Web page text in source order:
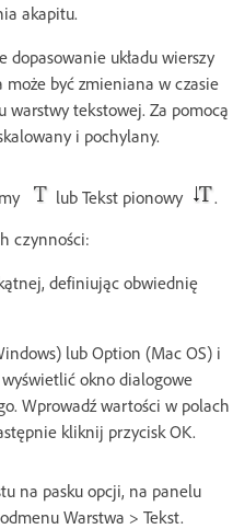
akapitu.
układu wierszy
być zmieniana w czasie
tekstowej. Za pomocą
i pochylany.
lub Tekst pionowy
.
czynności:
definiując obwiednię
lub Option (Mac OS) i
okno dialogowe
Wprowadź wartości w polach
kliknij przycisk OK.
na pasku opcji, na panelu
Warstwa > Tekst.